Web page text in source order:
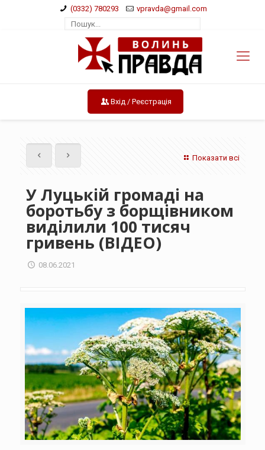
(0332) 780293 vpravda@gmail.com
Вхід / Реєстрація
Показати всі
У Луцькій громаді на
боротьбу з борщівником
виділили 100 тисяч
гривень (ВІДЕО)
08.06.2021